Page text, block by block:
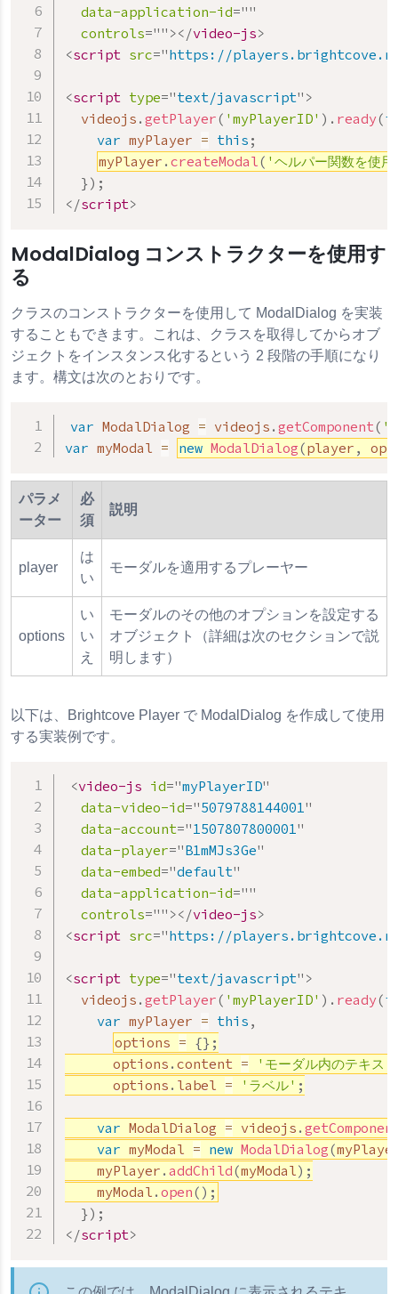
data-application-id=""
controls="" ></video-js>
<script src="https://
<script type="text/javascript" >
  videojs
. getPlayer( 'myPlayerID' ) . ready(
var myPlayer = this ;
myPlayer . createModal( 'ヘルパー関数を使
}) ;
</script>
ModalDialog コンストラクターを使用す
る
クラスのコンストラクターを使用して ModalDialog を実装
することもできます。これは、クラスを取得してからオブ
ジェクトをインスタンス化するという 2 段階の手順になり
ます。構文は次のとおりです。
var ModalDialog = videojs . getComponent(
var myModal = new ModalDialog(player ,
パラメ
ーター
必
須
説明
player
は
い
モーダルを適用するプレーヤー
options
い
い
え
モーダルのその他のオプションを設定する
オブジェクト（詳細は次のセクションで説
明します）
以下は、Brightcove Player で ModalDialog を作成して使用
する実装例です。
<video-js id="myPlayerID"
data-video-id="5079788144001"
data-account="1507807800001"
data-player="B1mMJs3Ge"
data-embed="default"
data-application-id=""
controls="" ></video-js>
<script src="https://
<script type="text/javascript" >
  videojs
. getPlayer( 'myPlayerID' ) . ready(
var myPlayer = this ,
options = {} ;
      options
. content =
'モーダル内のテキス
      options
. label = 'ラベル' ;
var ModalDialog = videojs .
var myModal = new ModalDialog(
    myPlayer
. addChild(myModal) ;
    myModal
. open( ) ;
}) ;
</script>